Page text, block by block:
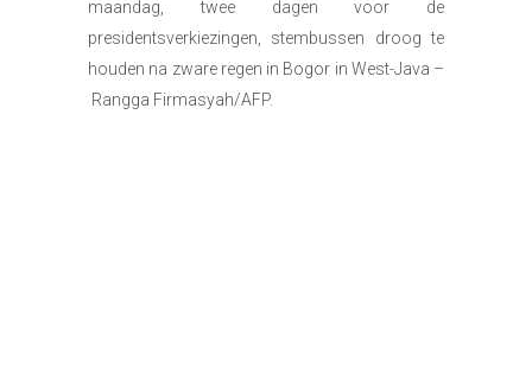
maandag, twee dagen voor de
presidentsverkiezingen, stembussen droog te
houden na zware regen in Bogor in West-Java –
Rangga Firmasyah/AFP.